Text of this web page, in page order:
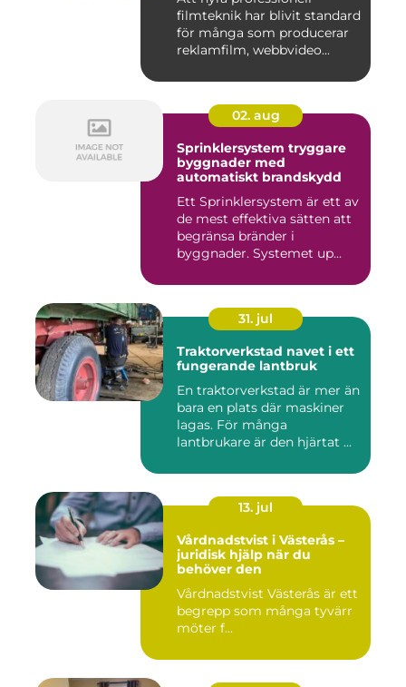
filmteknik har blivit standard
för många som producerar
reklamfilm, webbvideo...
02. aug
Sprinklersystem tryggare
byggnader med
automatiskt brandskydd
Ett Sprinklersystem är ett av
de mest effektiva sätten att
begränsa bränder i
byggnader. Systemet up...
31. jul
Traktorverkstad navet i ett
fungerande lantbruk
En traktorverkstad är mer än
bara en plats där maskiner
lagas. För många
lantbrukare är den hjärtat ...
13. jul
Vårdnadstvist i Västerås –
juridisk hjälp när du
behöver den
Vårdnadstvist Västerås är ett
begrepp som många tyvärr
möter f...